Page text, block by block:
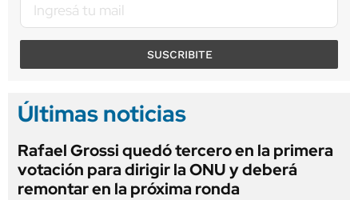
SUSCRIBITE
Últimas noticias
Rafael Grossi quedó tercero en la primera
votación para dirigir la ONU y deberá
remontar en la próxima ronda